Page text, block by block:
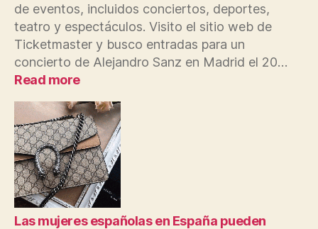
de eventos, incluidos conciertos, deportes,
teatro y espectáculos. Visito el sitio web de
Ticketmaster y busco entradas para un
concierto de Alejandro Sanz en Madrid el 20…
Read more:
los
vendedores
de
entradas
de
España
en
línea
Las mujeres españolas en España pueden